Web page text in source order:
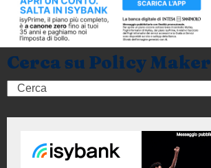
Cerca su Policy Maker
Search